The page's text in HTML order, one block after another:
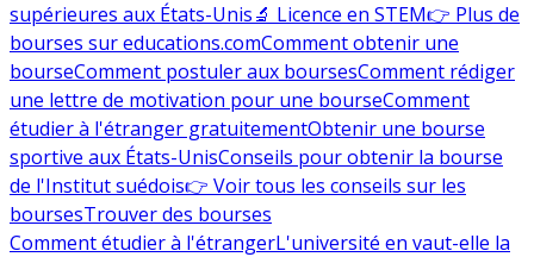
supérieures aux États-Unis🔬 Licence en STEM👉 Plus de
bourses sur educations.comComment obtenir une
bourseComment postuler aux boursesComment rédiger
une lettre de motivation pour une bourseComment
étudier à l'étranger gratuitementObtenir une bourse
sportive aux États-UnisConseils pour obtenir la bourse
de l'Institut suédois👉 Voir tous les conseils sur les
boursesTrouver des bourses
Comment étudier à l'étrangerL'université en vaut-elle la